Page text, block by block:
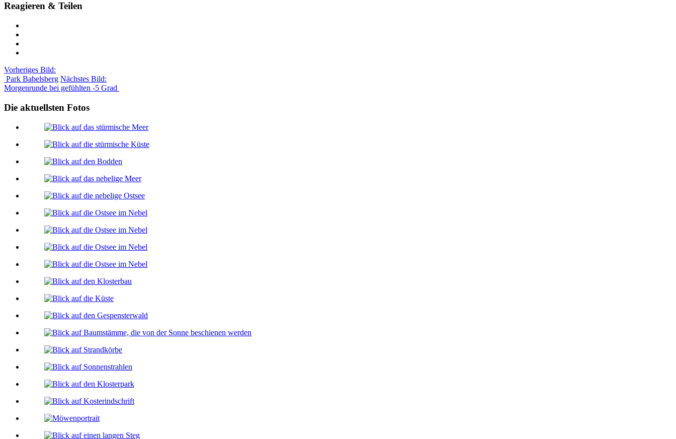
Reagieren & Teilen
Vorheriges Bild:
Park Babelsberg Nächstes Bild:
Morgenrunde bei gefühlten -5 Grad
Die aktuellsten Fotos